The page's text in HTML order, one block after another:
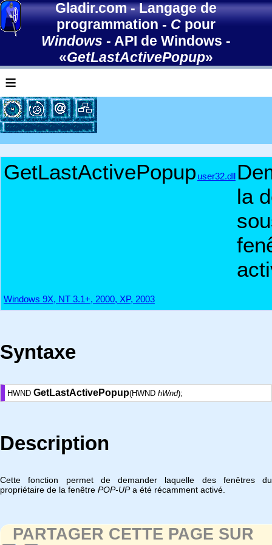
Gladir.com-Langage de
programmation-Cpour
Windows - API de Windows -
«GetLastActivePopup»
≡
GetLastActivePopup user32.dll
la
Windows 9X, NT 3.1+, 2000, XP, 2003
Syntaxe
HWND GetLastActivePopup(HWND hWnd);
Description
Cette fonction permet de demander laquelle des fenêtres du
propriétaire de la fenêtre POP-UPa été récamment activé.
PARTAGER CETTE PAGE SUR